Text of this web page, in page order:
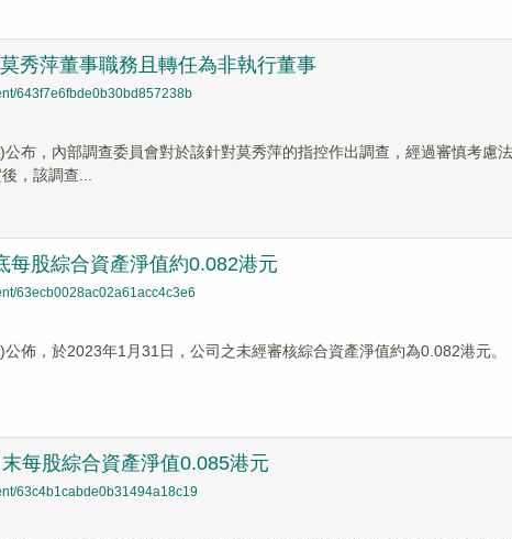
秀萍董事職務且轉任為非執行董事
643f7e6fbde0b30bd857238b
公布，內部調查委員會對於該針對莫秀萍的指控作出調查，經過審慎考慮
，該調查...
每股綜合資產淨值約0.082港元
63ecb0028ac02a61acc4c3e6
公佈，於2023年1月31日，公司之未經審核綜合資產淨值約為0.082港元。
每股​綜合資產淨值0.085港元
63c4b1cabde0b31494a18c19